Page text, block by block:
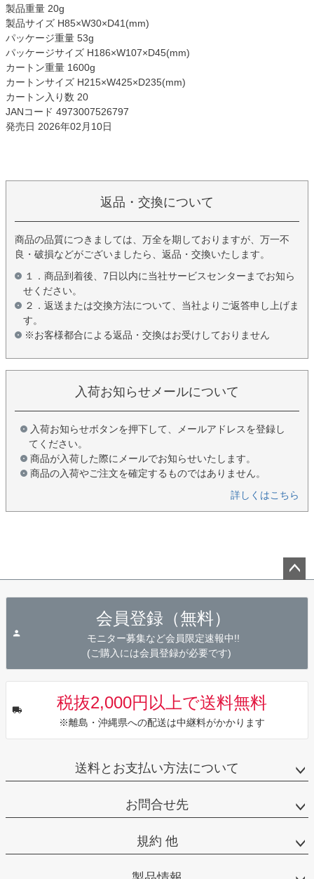
製品重量 20g
製品サイズ H85×W30×D41(mm)
パッケージ重量 53g
パッケージサイズ H186×W107×D45(mm)
カートン重量 1600g
カートンサイズ H215×W425×D235(mm)
カートン入り数 20
JANコード 4973007526797
発売日 2026年02月10日
返品・交換について
商品の品質につきましては、万全を期しておりますが、万一不
良・破損などがございましたら、返品・交換いたします。
１．商品到着後、7日以内に当社サービスセンターまでお知ら
せください。
２．返送または交換方法について、当社よりご返答申し上げま
す。
※お客様都合による返品・交換はお受けしておりません
入荷お知らせメールについて
入荷お知らせボタンを押下して、メールアドレスを登録し
てください。
商品が入荷した際にメールでお知らせいたします。
商品の入荷やご注文を確定するものではありません。
詳しくはこちら
会員登録（無料）
モニター募集など会員限定速報中!!
(ご購入には会員登録が必要です)
税抜2,000円以上で送料無料
※離島・沖縄県への配送は中継料がかかります
送料とお支払い方法について
お問合せ先
規約 他